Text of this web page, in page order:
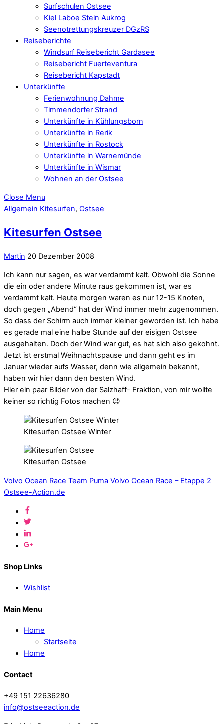
Surfschulen Ostsee
Kiel Laboe Stein Aukrog
Seenotrettungskreuzer DGzRS
Reiseberichte
Windsurf Reisebericht Gardasee
Reisebericht Fuerteventura
Reisebericht Kapstadt
Unterkünfte
Ferienwohnung Dahme
Timmendorfer Strand
Unterkünfte in Kühlungsborn
Unterkünfte in Rerik
Unterkünfte in Rostock
Unterkünfte in Warnemünde
Unterkünfte in Wismar
Wohnen an der Ostsee
Close Menu
Allgemein Kitesurfen, Ostsee
Kitesurfen Ostsee
Martin 20 Dezember 2008
Ich kann nur sagen, es war verdammt kalt. Obwohl die Sonne
die ein oder andere Minute raus gekommen ist, war es
verdammt kalt. Heute morgen waren es nur 12-15 Knoten,
doch gegen „Abend“ hat der Wind immer mehr zugenommen.
So dass der Schirm auch immer kleiner geworden ist. Ich habe
es gerade mal eine halbe Stunde auf der eisigen Ostsee
ausgehalten. Doch der Wind war gut, es hat sich also gekohnt.
Jetzt ist erstmal Weihnachtspause und dann geht es im
Januar wieder aufs Wasser, denn wie allgemein bekannt,
haben wir hier dann den besten Wind.
Hier ein paar Bilder von der Salzhaff- Fraktion, von mir wollte
keiner so richtig Fotos machen 😉
Kitesurfen Ostsee Winter
Kitesurfen Ostsee
Volvo Ocean Race Team Puma Volvo Ocean Race – Etappe 2
Ostsee-Action.de
Shop Links
Wishlist
Main Menu
Home
Startseite
Home
Contact
+49 151 22636280
info@ostseeaction.de